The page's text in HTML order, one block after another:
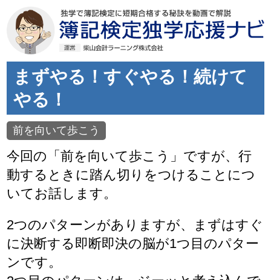
まずやる！すぐやる！続けて
やる！
前を向いて歩こう
今回の「前を向いて歩こう」ですが、行
動するときに踏ん切りをつけることにつ
いてお話します。
2つのパターンがありますが、まずはすぐ
に決断する即断即決の脳が1つ目のパター
ンです。